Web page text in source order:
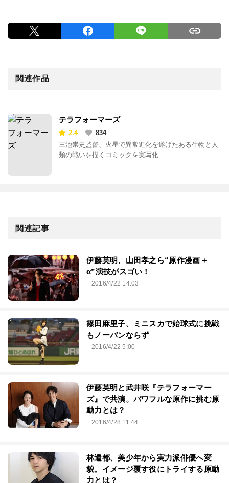
関連作品
テラフォーマーズ
2.4
834
三池崇史監督、火星で異常進化を遂げたある生物と人
類の戦いを描くコミックを実写化
関連記事
伊藤英明、山田孝之ら“原作漫画＋
α”演技がスゴい！
2016/4/22 14:03
篠田麻里子、ミニスカで始球式に挑戦
もノーバンならず
2016/4/22 5:00
伊藤英明と武井咲『テラフォーマー
ズ』で共演。パワフルな原作に挑む原
動力とは？
2016/4/28 11:44
林遣都、美少年から実力派俳優へ変
貌。イメージ覆す役にトライする原動
力とは？